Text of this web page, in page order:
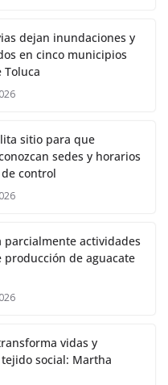
dejan inundaciones y
en cinco municipios
Toluca
sitio para que
sedes y horarios
control
parcialmente actividades
producción de aguacate
vidas y
social: Martha